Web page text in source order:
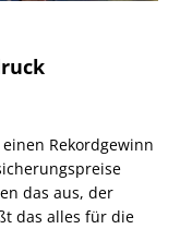
Rekordgewinn
das aus, der
das alles für die